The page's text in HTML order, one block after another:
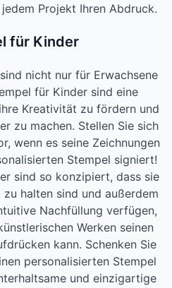
Projekt Ihren Abdruck.
für Kinder
sind nicht nur für Erwachsene
für Kinder sind eine
Kreativität zu fördern und
zu machen. Stellen Sie sich
wenn es seine Zeichnungen
Stempel signiert!
sind so konzipiert, dass sie
halten sind und außerdem
Nachfüllung verfügen,
Werken seinen
kann. Schenken Sie
personalisierten Stempel
und einzigartige